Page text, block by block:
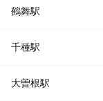
鶴舞駅
千種駅
大曽根駅